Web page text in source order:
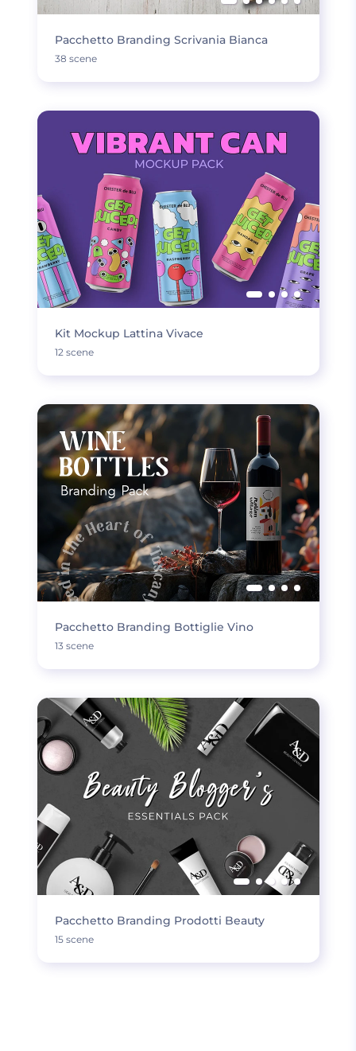
Pacchetto Branding Scrivania Bianca
38 scene
Kit Mockup Lattina Vivace
12 scene
Pacchetto Branding Bottiglie Vino
13 scene
Pacchetto Branding Prodotti Beauty
15 scene